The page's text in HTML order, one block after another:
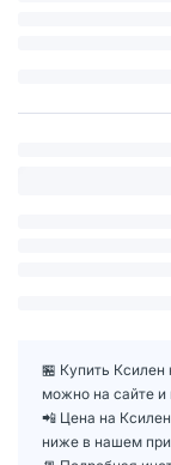
🏪 Купить Ксилен
можно на сайте и
📲 Цена на
ниже в нашем